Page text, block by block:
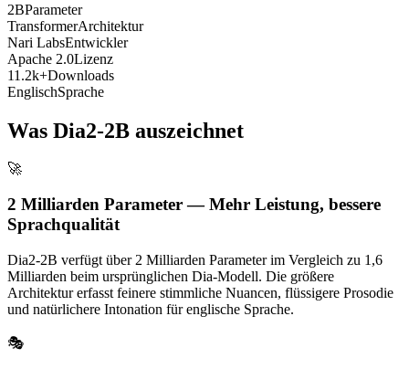
2BParameter
TransformerArchitektur
Nari LabsEntwickler
Apache 2.0Lizenz
11.2k+Downloads
EnglischSprache
Was Dia2-2B auszeichnet
🚀
2 Milliarden Parameter — Mehr Leistung, bessere
Sprachqualität
Dia2-2B verfügt über 2 Milliarden Parameter im Vergleich zu 1,6
Milliarden beim ursprünglichen Dia-Modell. Die größere
Architektur erfasst feinere stimmliche Nuancen, flüssigere Prosodie
und natürlichere Intonation für englische Sprache.
🎭